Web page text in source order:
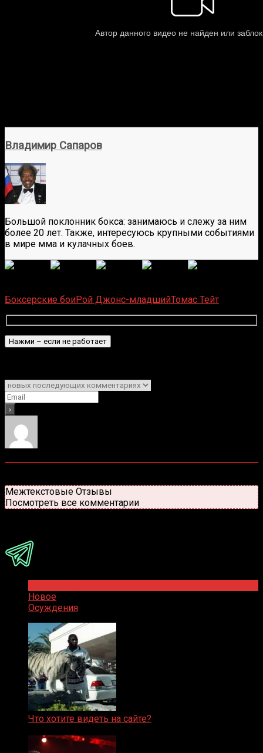
Владимир Сапаров
Большой поклонник бокса: занимаюсь и слежу за ним
более 20 лет. Также, интересуюсь крупными событиями
в мире мма и кулачных боев.
Боксерские боиРой Джонс-младшийТомас Тейт
Межтекстовые Отзывы
Посмотреть все комментарии
Новое
Осуждения
Что хотите видеть на сайте?